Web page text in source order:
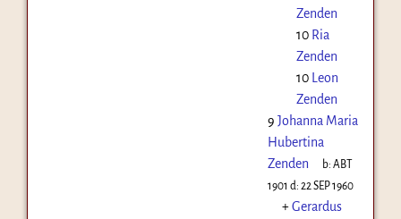
Zenden
10 Ria
Zenden
10 Leon
Zenden
9 Johanna Maria
Hubertina
Zenden
b:ABT
1901 d: 22 SEP 1960
+Gerardus